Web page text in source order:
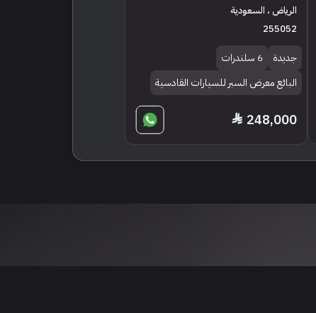
الرياض ، السعودية
255052
جديدة
6 سلندرات
البائع معرض السبر للسيارات القادسية
248,000